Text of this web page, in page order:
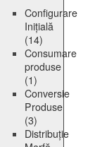
Configurare
Inițială
(14)
Consumare
produse
(1)
Conversie
Produse
(3)
Distribuție